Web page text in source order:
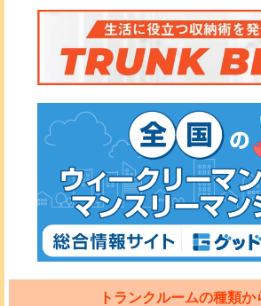
トランクルームの種類か